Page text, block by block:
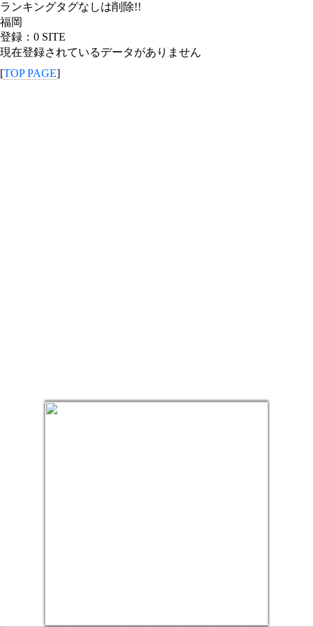
ランキングタグなしは削除!!
福岡
登録：0 SITE
現在登録されているデータがありません
[TOP PAGE]